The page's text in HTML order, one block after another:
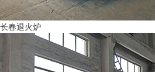
长春退火炉